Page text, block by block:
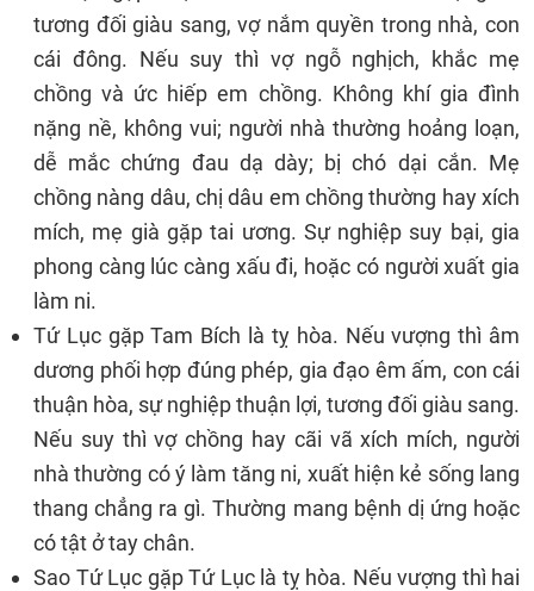
tương đối giàu sang, vợ nắm quyền trong nhà, con
cái đông. Nếu suy thì vợ ngỗ nghịch, khắc mẹ
chồng và ức hiếp em chồng. Không khí gia đình
nặng nề, không vui; người nhà thường hoảng loạn,
dễ mắc chứng đau dạ dày; bị chó dại cắn. Mẹ
chồng nàng dâu, chị dâu em chồng thường hay xích
mích, mẹ già gặp tai ương. Sự nghiệp suy bại, gia
phong càng lúc càng xấu đi, hoặc có người xuất gia
làm ni.
Tứ Lục gặp Tam Bích là tỵ hòa. Nếu vượng thì âm
dương phối hợp đúng phép, gia đạo êm ấm, con cái
thuận hòa, sự nghiệp thuận lợi, tương đối giàu sang.
Nếu suy thì vợ chồng hay cãi vã xích mích, người
nhà thường có ý làm tăng ni, xuất hiện kẻ sống lang
thang chẳng ra gì. Thường mang bệnh dị ứng hoặc
có tật ở tay chân.
Sao Tứ Lục gặp Tứ Lục là tỵ hòa. Nếu vượng thì hai